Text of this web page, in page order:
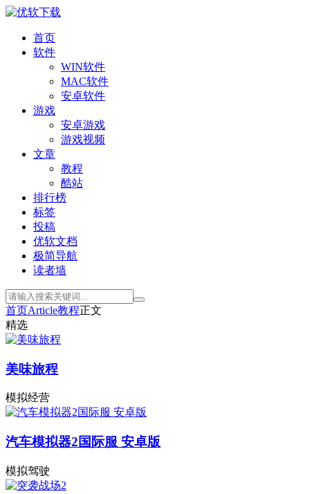
首页
软件
WIN软件
MAC软件
安卓软件
游戏
安卓游戏
游戏视频
文章
教程
酷站
排行榜
标签
投稿
优软文档
极简导航
读者墙
首页Article教程正文
精选
美味旅程
模拟经营
汽车模拟器2国际服 安卓版
模拟驾驶